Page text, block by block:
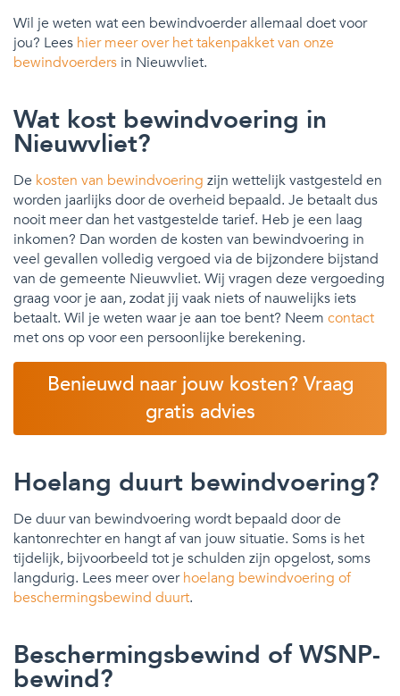
Wil je weten wat een bewindvoerder allemaal doet voor
jou? Lees hier meer over het takenpakket van onze
bewindvoerders in Nieuwvliet.
Wat kost bewindvoering in
Nieuwvliet?
De kosten van bewindvoering zijn wettelijk vastgesteld en
worden jaarlijks door de overheid bepaald. Je betaalt dus
nooit meer dan het vastgestelde tarief. Heb je een laag
inkomen? Dan worden de kosten van bewindvoering in
veel gevallen volledig vergoed via de bijzondere bijstand
van de gemeente Nieuwvliet. Wij vragen deze vergoeding
graag voor je aan, zodat jij vaak niets of nauwelijks iets
betaalt. Wil je weten waar je aan toe bent? Neem contact
met ons op voor een persoonlijke berekening.
Benieuwd naar jouw kosten? Vraag
gratis advies
Hoelang duurt bewindvoering?
De duur van bewindvoering wordt bepaald door de
kantonrechter en hangt af van jouw situatie. Soms is het
tijdelijk, bijvoorbeeld tot je schulden zijn opgelost, soms
langdurig. Lees meer overhoelang bewindvoering of
beschermingsbewind duurt.
Beschermingsbewind of WSNP-
bewind?